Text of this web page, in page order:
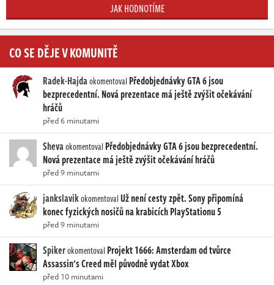
JAK HODNOTÍME
CO SE DĚJE V KOMUNITĚ
Radek-Hajdaokomentoval Předobjednávky GTA 6 jsou
bezprecedentní. Nová prezentace má ještě zvýšit očekávání
hráčů
před 6 minutami
Shevaokomentoval Předobjednávky GTA 6 jsou bezprecedentní.
Nová prezentace má ještě zvýšit očekávání hráčů
před 9 minutami
jankslavikokomentovalUž není cesty zpět. Sony připomíná
konec fyzických nosičů na krabicích PlayStationu 5
před 9 minutami
Spikerokomentoval Projekt 1666: Amsterdam od tvůrce
Assassin's Creed měl původně vydat Xbox
před 10 minutami